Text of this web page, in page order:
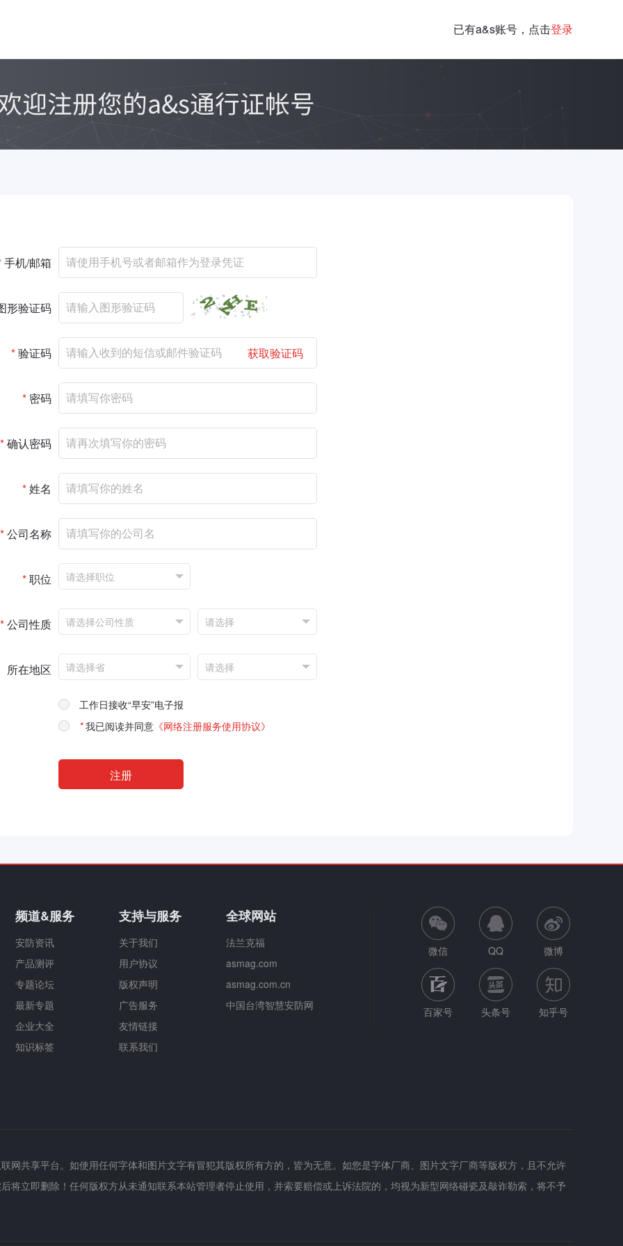
已有a&s账号，点击登录
手机/邮箱
形验证码
*验证码 获取验证码
* 密码
*确认密码
*姓名
*公司名称
*职位
*公司性质
所在地区
工作日接收“早安”电子报
*我已阅读并同意 《网络注册服务使用协议》
频道&服务
安防资讯
产品测评
专题论坛
最新专题
企业大全
知识标签
支持与服务
关于我们
用户协议
版权声明
广告服务
友情链接
联系我们
全球网站
法兰克福
asmag.com
asmag.com.cn
中国台湾智慧安防网
微信 QQ 微博
百家号 头条号 知乎号
网共享平台。如使用任何字体和图片文字有冒犯其版权所有方的，皆为无意。如您是字体厂商、图片文字厂商等版权方，且不允许
将立即删除！任何版权方从未通知联系本站管理者停止使用，并索要赔偿或上诉法院的，均视为新型网络碰瓷及敲诈勒索，将不予